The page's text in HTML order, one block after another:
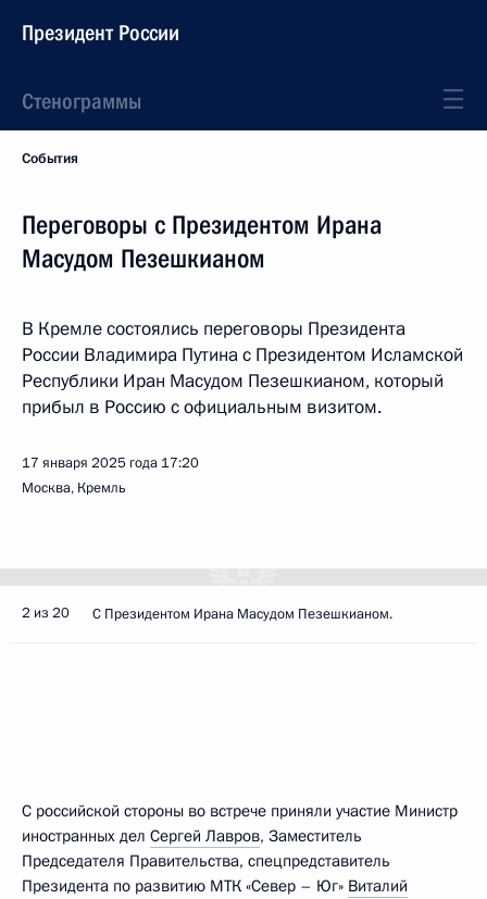
Президент России
Стенограммы
События
Переговоры с Президентом Ирана
Масудом Пезешкианом
В Кремле состоялись переговоры Президента
России Владимира Путина с Президентом Исламской
Республики Иран Масудом Пезешкианом, который
прибыл в Россию с официальным визитом.
17 января 2025 года 17:20
Москва, Кремль
2 из 20 С Президентом Ирана Масудом Пезешкианом.
С российской стороны во встрече приняли участие Министр
иностранных дел Сергей Лавров, Заместитель
Председателя Правительства, спецпредставитель
Президента по развитию МТК «Север – Юг» Виталий